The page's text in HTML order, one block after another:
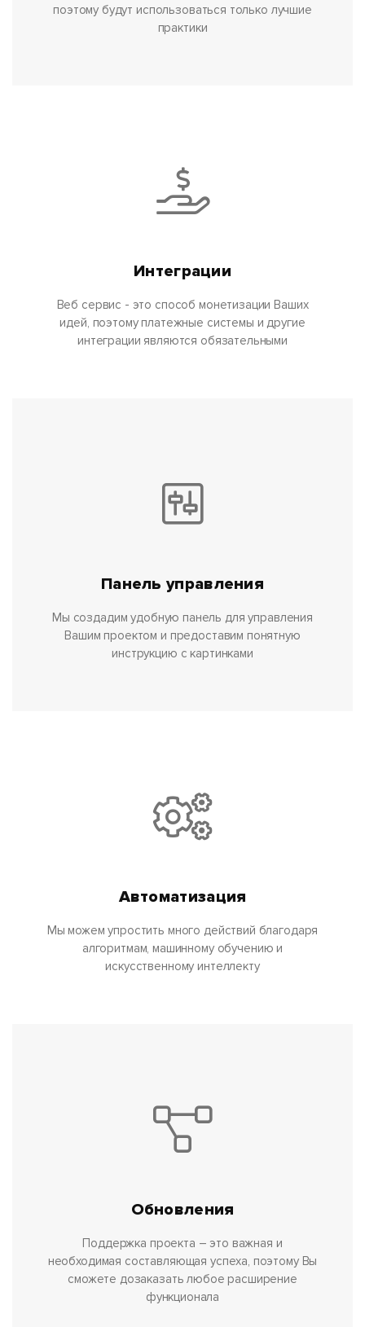
поэтому будут использоваться только лучшие
практики
Интеграции
Веб сервис - это способ монетизации Ваших
идей, поэтому платежные системы и другие
интеграции являются обязательными
Панель управления
Мы создадим удобную панель для управления
Вашим проектом и предоставим понятную
инструкцию с картинками
Автоматизация
Мы можем упростить много действий благодаря
алгоритмам, машинному обучению и
искусственному интеллекту
Обновления
Поддержка проекта – это важная и
необходимая составляющая успеха, поэтому Вы
сможете дозаказать любое расширение
функционала